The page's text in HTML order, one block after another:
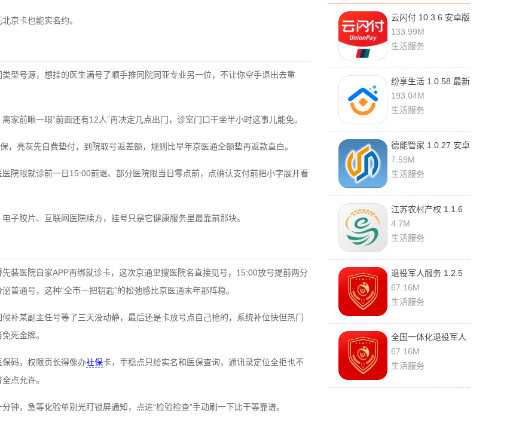
京卡也能实名约。
型号源，想挂的医生满号了顺手推同院同亚专业另一位，不让你空手退出去重
家前瞅一眼“前面还有12人”再决定几点出门，诊室门口干坐半小时这事儿能免。
，亮灰先自费垫付，到院取号返差额，规则比早年京医通全额垫再返款直白。
院限就诊前一日15:00前退、部分医院限当日零点前，点确认支付前把小字展开看
子胶片、互联网医院续方，挂号只是它健康服务里最靠前那块。
先装医院自家APP再绑就诊卡，这次京通里搜医院名直接见号，15:00放号提前两分
普通号，这种“全市一把钥匙”的松弛感比京医通末年那阵稳。
补某副主任号等了三天没动静，最后还是卡放号点自己抢的，系统补位快但热门
死金牌。
码，权限页长得像办社保卡，手稳点只给实名和医保查询，通讯录定位全拒也不
点允许。
钟，急等化验单别光盯锁屏通知，点进“检验检查”手动刷一下比干等靠谱。
云闪付 10.3.6 安卓版
133.99M
生活服务
纷享生活 1.0.58 最新
版
193.04M
生活服务
德能管家 1.0.27 安卓
版
7.59M
生活服务
江苏农村产权 1.1.6
手机版
4.7M
生活服务
退役军人服务 1.2.5
官方版
67.16M
生活服务
全国一体化退役军人
网上服务平台 1.2.5
官方版
67.16M
生活服务